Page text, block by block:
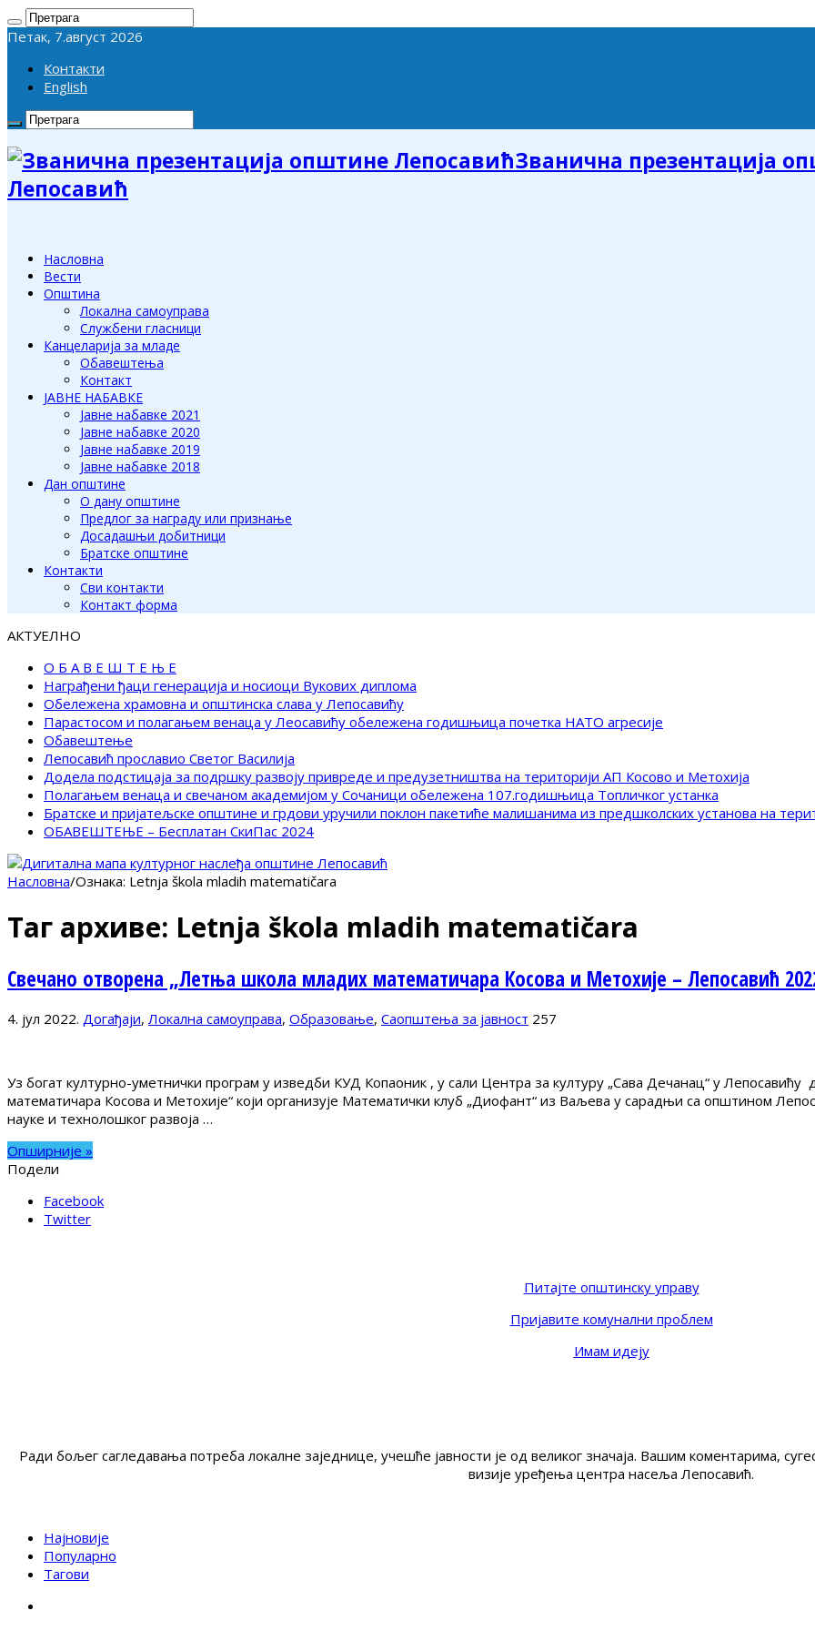
Петак, 7.август 2026
Контакти
English
Званична презентација
Лепосавић
Насловна
Вести
Општина
Локална самоуправа
Службени гласници
Канцеларија за младе
Обавештења
Контакт
ЈАВНЕ НАБАВКЕ
Јавне набавке 2021
Јавне набавке 2020
Јавне набавке 2019
Јавне набавке 2018
Дан општине
О дану општине
Предлог за награду или признање
Досадашњи добитници
Братске општине
Контакти
Сви контакти
Контакт форма
АКТУЕЛНО
О Б А В Е Ш Т Е Њ Е
Награђени ђаци генерација и носиоци Вукових диплома
Обележена храмовна и општинска слава у Лепосавићу
Парастосом и полагањем венаца у Леосавићу обележена годишњица почетка НАТО агресије
Обавештење
Лепосавић прославио Светог Василија
Додела подстицаја за подршку развоју привреде и предузетништва на територији АП Косово и Метохија
Полагањем венаца и свечаном академијом у Сочаници обележена 107.годишњица Топличког устанка
Братске и пријатељске општине и грдови уручили поклон пакетиће малишанима из предшколских установа на
ОБАВЕШТЕЊЕ – Бесплатан СкиПас 2024
Насловна/Ознака: Letnja škola mladih matematičara
Таг архиве: Letnja škola mladih matematičara
Свечано отворена „Летња школа младих математичара Косова и Метохије – Лепосавић
4. јул 2022. Догађаји, Локална самоуправа, Образовање, Саопштења за јавност 257
Уз богат културно-уметнички програм у изведби КУД Копаоник , у сали Центра за културу „Сава Дечанац“ у
математичара Косова и Метохије“ који организује Математички клуб „Диофант“ из Ваљева у сарадњи са општином
науке и технолошког развоја …
Опширније »
Подели
Facebook
Twitter
Питајте општинску управу
Пријавите комунални проблем
Имам идеју
Ради бољег сагледавања потреба локалне заједнице, учешће јавности је од великог значаја. Вашим коментарима,
визије уређења центра насеља Лепосавић.
Најновије
Популарно
Тагови